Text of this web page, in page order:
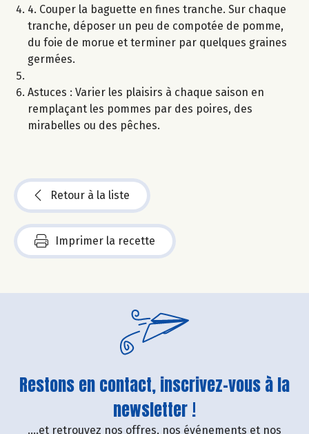
4. Couper la baguette en fines tranche. Sur chaque
tranche, déposer un peu de compotée de pomme,
du foie de morue et terminer par quelques graines
germées.
Astuces : Varier les plaisirs à chaque saison en
remplaçant les pommes par des poires, des
mirabelles ou des pêches.
Retour à la liste
Imprimer la recette
Restons en contact, inscrivez-vous à la
newsletter !
....et retrouvez nos offres, nos événements et nos